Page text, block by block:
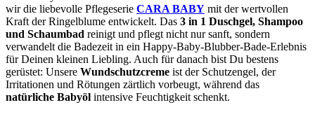
wir die liebevolle Pflegeserie CARA BABY mit der wertvollen
Kraft der Ringelblume entwickelt. Das 3 in 1 Duschgel, Shampoo
und Schaumbad reinigt und pflegt nicht nur sanft, sondern
verwandelt die Badezeit in ein Happy-Baby-Blubber-Bade-Erlebnis
für Deinen kleinen Liebling. Auch für danach bist Du bestens
gerüstet: Unsere Wundschutzcreme ist der Schutzengel, der
Irritationen und Rötungen zärtlich vorbeugt, während das
natürliche Babyöl intensive Feuchtigkeit schenkt.